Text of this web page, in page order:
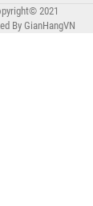
2021
By GianHangVN